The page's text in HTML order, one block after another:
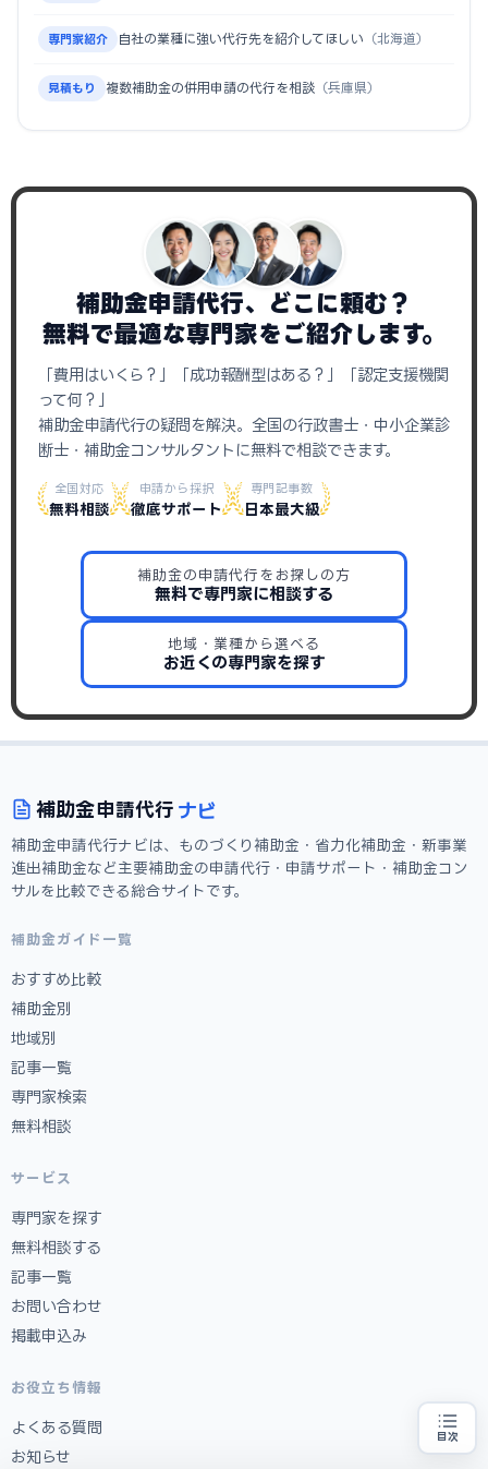
目次
専門家紹介 自社の業種に強い代行先を紹介してほしい （北海道）
見積もり 複数補助金の併用申請の代行を相談 （兵庫県）
補助金申請代行、どこに頼む？
無料で最適な専門家をご紹介します。
「費用はいくら？」「成功報酬型はある？」「認定支援機関
って何？」
補助金申請代行の疑問を解決。全国の行政書士・中小企業診
断士・補助金コンサルタントに無料で相談できます。
全国対応
無料相談
申請から採択
徹底サポート
専門記事数
日本最大級
補助金の申請代行をお探しの方
無料で専門家に相談する
地域・業種から選べる
お近くの専門家を探す
補助金申請代行 ナビ
補助金申請代行ナビは、ものづくり補助金・省力化補助金・新事業
進出補助金など主要補助金の申請代行・申請サポート・補助金コン
サルを比較できる総合サイトです。
補助金ガイド一覧
おすすめ比較
補助金別
地域別
記事一覧
専門家検索
無料相談
サービス
専門家を探す
無料相談する
記事一覧
お問い合わせ
掲載申込み
お役立ち情報
よくある質問
お知らせ